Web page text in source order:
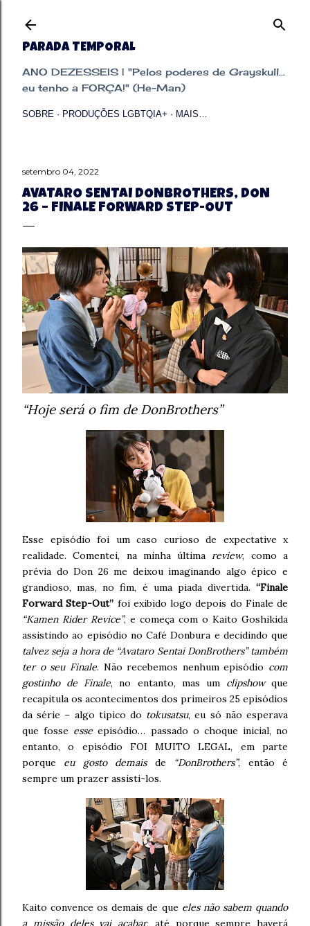
PARADA TEMPORAL
ANO DEZESSEIS | "Pelos poderes de Grayskull...
eu tenho a FORÇA!" (He-Man)
SOBRE PRODUÇÕES LGBTQIA+ MAIS…
setembro 04, 2022
AVATARO SENTAI DONBROTHERS, DON
26 – FINALE FORWARD STEP-OUT
“Hoje será o fim de DonBrothers”
Esse episódio foi um caso curioso de expectative x
realidade. Comentei, na minha últimareview, como a
prévia do Don 26 me deixou imaginando algo épico e
grandioso, mas, no fim, é uma piada divertida. “Finale
Forward Step-Out” foi exibido logo depois do Finale de
“Kamen Rider Revice”, e começa com o Kaito Goshikida
assistindo ao episódio no Café Donbura e decidindo que
talvez seja a hora de “Avataro Sentai DonBrothers” também
ter o seu Finale. Não recebemos nenhum episódio com
gostinho de Finale, no entanto, mas um clipshowque
recapitula os acontecimentos dos primeiros 25 episódios
da série – algo típico do tokusatsu, eu só não esperava
que fosse esse episódio… passado o choque inicial, no
entanto, o episódio FOI MUITO LEGAL, em parte
porque eu gosto demaisde “DonBrothers”, então é
sempre um prazer assisti-los.
Kaito convence os demais de que eles não sabem quando
a missão deles vai acabar, até porque sempre haverá